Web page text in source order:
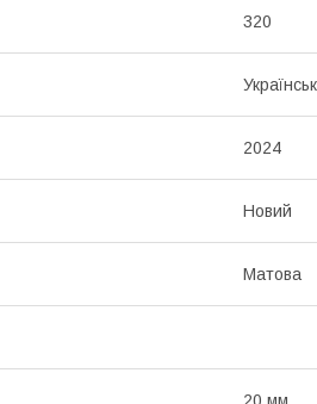
320
2024
Новий
Матова
20 мм